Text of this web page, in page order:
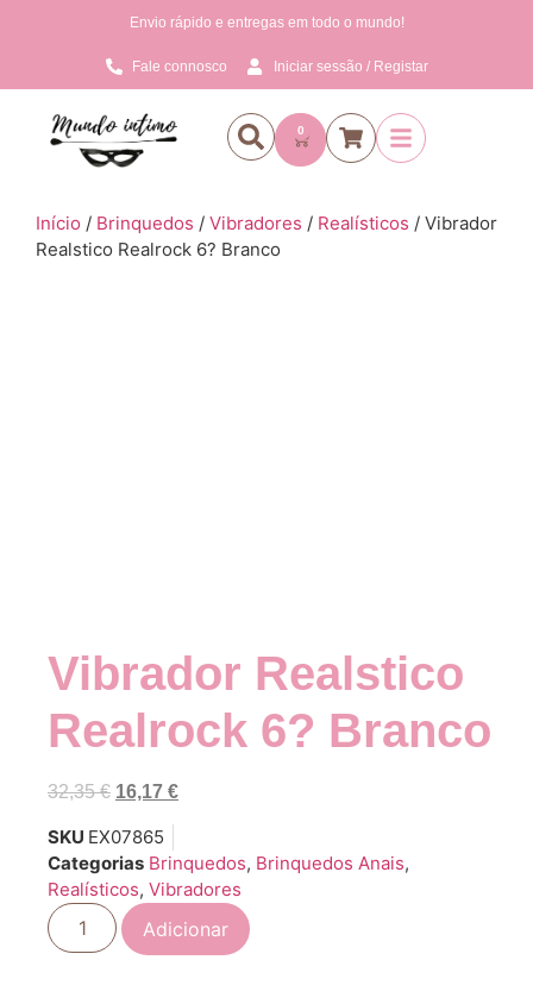
Envio rápido e entregas em todo o mundo!
Fale connosco Iniciar sessão / Registar
0
Início / Brinquedos / Vibradores / Realísticos / Vibrador
Realstico Realrock 6? Branco
Vibrador Realstico
Realrock 6? Branco
32,35€ 16,17 €
SKU EX07865
Categorias Brinquedos, Brinquedos Anais,
Realísticos, Vibradores
Adicionar